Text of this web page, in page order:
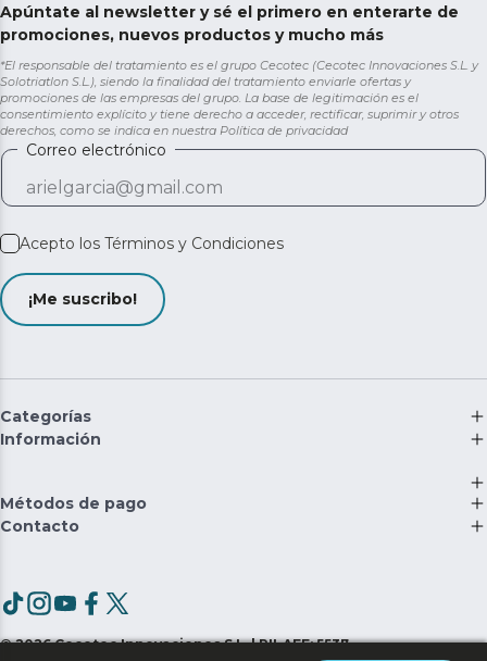
Apúntate al newsletter y sé el primero en enterarte de
promociones, nuevos productos y mucho más
*El responsable del tratamiento es el grupo Cecotec (Cecotec Innovaciones S.L. y
Solotriatlon S.L.), siendo la finalidad del tratamiento enviarle ofertas y
promociones de las empresas del grupo. La base de legitimación es el
consentimiento explícito y tiene derecho a acceder, rectificar, suprimir y otros
derechos, como se indica en nuestra Política de privacidad
Correo electrónico
Acepto los Términos y Condiciones
¡Me suscribo!
Categorías
Información
Métodos de pago
Contacto
©2026 Cecotec Innovaciones S.L. | RII-AEE: 5537